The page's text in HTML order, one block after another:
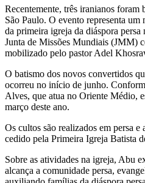
Recentemente, três iranianos foram
São Paulo. O evento representa
da primeira igreja da diáspora
Junta de Missões Mundiais (JMM)
mobilizado pelo pastor Adel
O batismo dos novos convertidos
ocorreu no início de junho.
Alves, que atua no Oriente Médio,
março deste ano.
Os cultos são realizados em persa e
cedido pela Primeira Igreja Batista
Sobre as atividades na igreja, Abu
alcança a comunidade persa,